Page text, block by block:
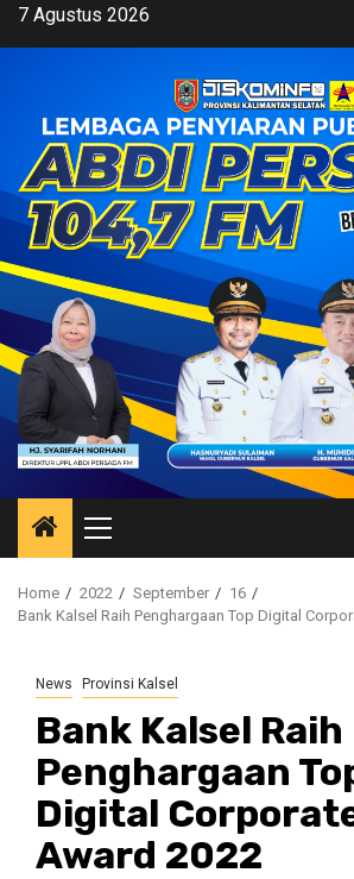
Skip7 Agustus 2026
Primary
Menu
Home 2022 September
16
Bank Kalsel Raih Penghargaan Top Digital
News Provinsi Kalsel
Bank Kalsel Raih
Penghargaan
Digital
Award 2022